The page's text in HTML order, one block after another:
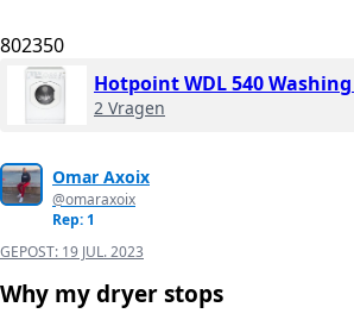
802350
Hotpoint WDL 540
2 Vragen
Omar Axoix
@omaraxoix
Rep: 1
GEPOST: 19 JUL. 2023
Why my dryer stops